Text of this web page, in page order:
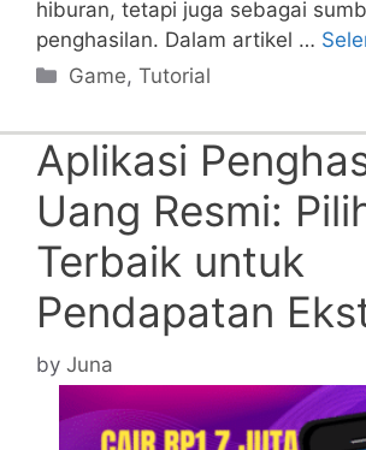
hiburan, tetapi juga sebagai
penghasilan. Dalam artikel …
Categories
Game,Tutorial
Aplikasi
Uang Resmi:
Terbaik untuk
Pendapatan
by Juna